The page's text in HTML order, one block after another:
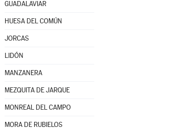
GUADALAVIAR
HUESA DEL COMÚN
JORCAS
LIDÓN
MANZANERA
MEZQUITA DE JARQUE
MONREAL DEL CAMPO
MORA DE RUBIELOS